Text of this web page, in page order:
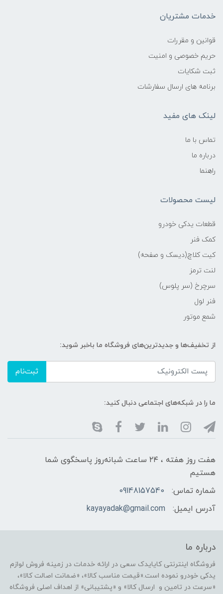
خدمات مشتریان
قوانین و مقررات
حریم خصوصی و امنیت
ثبت شکایات
برنامه های ارسال سفارشات
لینک های مفید
تماس با ما
درباره ما
راهنما
لیست محصولات
قطعات یدکی خودرو
کمک فنر
کیت کلاچ(دیسک و صفحه)
لنت ترمز
سرچرخ (سر پلوس)
فنر لول
شمع موتور
از تخفیف‌ها و جدیدترین‌های فروشگاه ما باخبر شوید:
ثبت‌نام
ما را در شبکه‌های اجتماعی دنبال کنید:
هفت روز هفته ، ۲۴ ساعت شبانه‌روز پاسخگوی شما
هستیم
شماره تماس:
09148157540
آدرس ایمیل:
kayayadak@gmail.com
درباره ما
فروشگاه اینترنتی کایایدک سعی در ارائه خدمات در زمینه فروش لوازم
یدکی خودرو نموده است.«قیمت مناسب کالا»، «ضمانت اصالت کالا»،
«سرعت در تامین و ارسال کالا» و «پشتیبانی» از اهداف اصلی فروشگاه